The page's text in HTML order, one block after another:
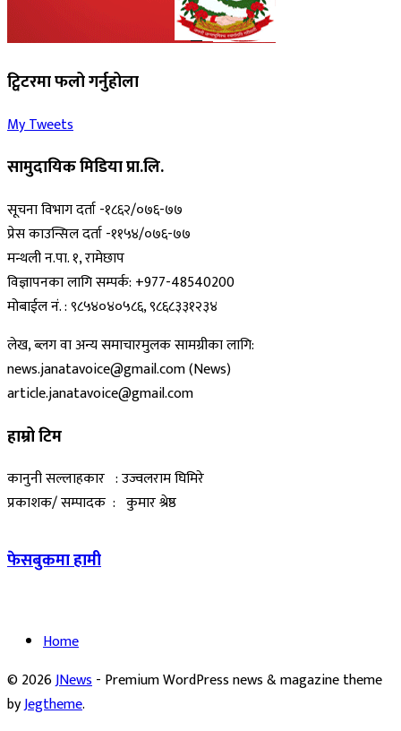
ट्विटरमा फलो गर्नुहोला
My Tweets
सामुदायिक मिडिया प्रा.लि.
सूचना विभाग दर्ता -१८६२/०७६-७७
प्रेस काउन्सिल दर्ता -११५४/०७६-७७
मन्थली न.पा. १, रामेछाप
विज्ञापनका लागि सम्पर्क: +977-48540200
मोबाईल नं. : ९८५४०४०५८६, ९८६८३३१२३४
लेख, ब्लग वा अन्य समाचारमुलक सामग्रीका लागि:
news.janatavoice@gmail.com (News)
article.janatavoice@gmail.com
हाम्रो टिम
कानुनी सल्लाहकार : उज्वलराम घिमिरे
प्रकाशक/ सम्पादक : कुमार श्रेष्ठ
फेसबुकमा हामी
Home
© 2026JNews- Premium WordPress news & magazine theme
byJegtheme.